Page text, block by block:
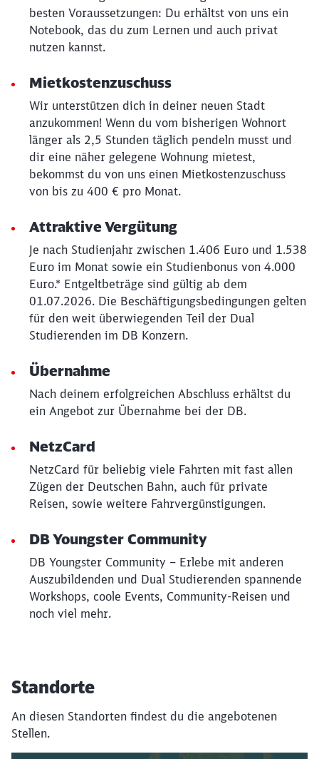
besten Voraussetzungen: Du erhältst von uns ein
Notebook, das du zum Lernen und auch privat
nutzen kannst.
Mietkostenzuschuss
Wir unterstützen dich in deiner neuen Stadt
anzukommen! Wenn du vom bisherigen Wohnort
länger als 2,5 Stunden täglich pendeln musst und
dir eine näher gelegene Wohnung mietest,
bekommst du von uns einen Mietkostenzuschuss
von bis zu 400 € pro Monat.
Attraktive Vergütung
Je nach Studienjahr zwischen 1.406 Euro und 1.538
Euro im Monat sowie ein Studienbonus von 4.000
Euro.* Entgeltbeträge sind gültig ab dem
01.07.2026. Die Beschäftigungsbedingungen gelten
für den weit überwiegenden Teil der Dual
Studierenden im DB Konzern.
Übernahme
Nach deinem erfolgreichen Abschluss erhältst du
ein Angebot zur Übernahme bei der DB.
NetzCard
NetzCard für beliebig viele Fahrten mit fast allen
Zügen der Deutschen Bahn, auch für private
Reisen, sowie weitere Fahrvergünstigungen.
DB Youngster Community
DB Youngster Community – Erlebe mit anderen
Auszubildenden und Dual Studierenden spannende
Workshops, coole Events, Community-Reisen und
noch viel mehr.
Standorte
An diesen Standorten findest du die angebotenen
Stellen.
Abbrechen Weiter